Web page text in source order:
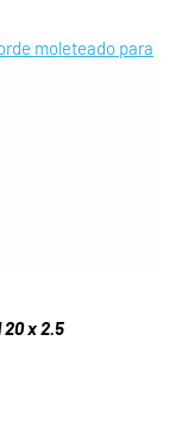
20 x 2.5